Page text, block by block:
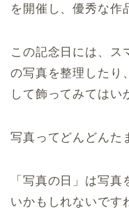
を開催し、優秀な作
この記念日には、ス
の写真を整理したり
して飾ってみてはい
写真ってどんどんた
「写真の日」は写
いかもしれないです